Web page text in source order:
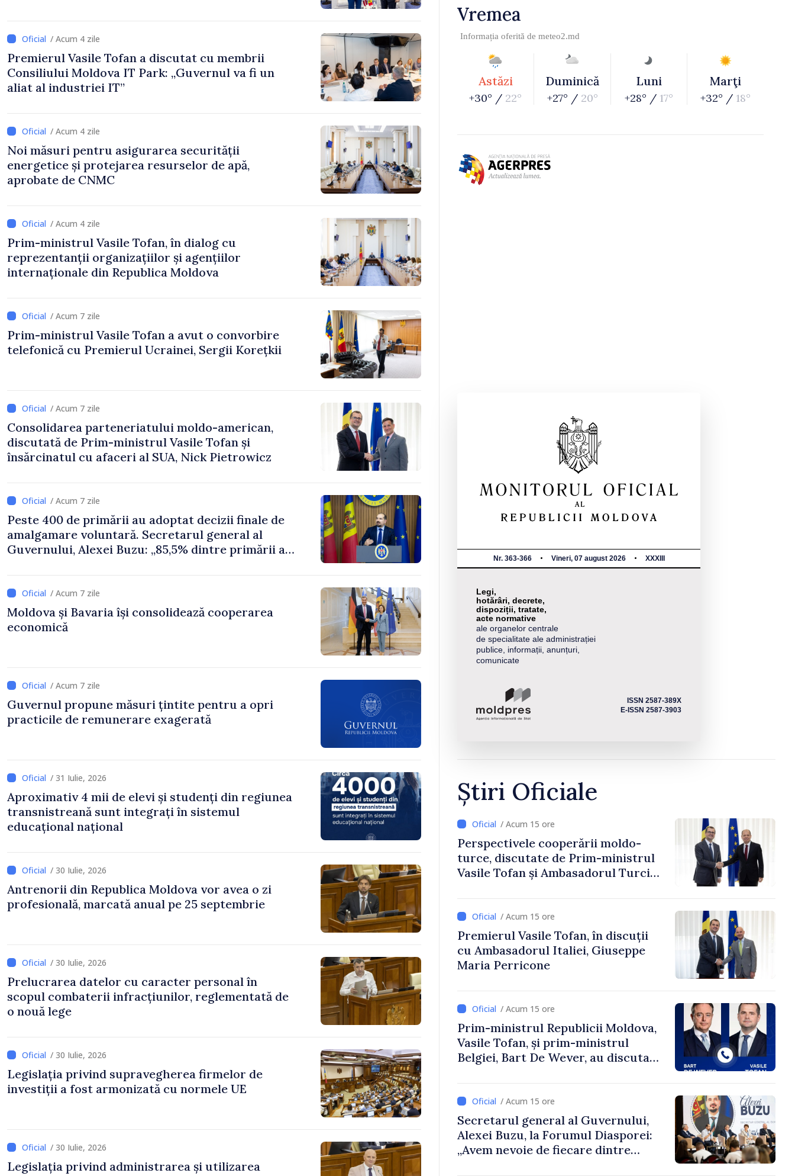
/ Acum 4 zile
Premierul Vasile Tofan a discutat cu membrii
Consiliului Moldova IT Park: „Guvernul va fi un
aliat al industriei IT”
/ Acum 4 zile
Noi măsuri pentru asigurarea securității
energetice și protejarea resurselor de apă,
aprobate de CNMC
/ Acum 4 zile
Prim-ministrul Vasile Tofan, în dialog cu
reprezentanții organizațiilor și agențiilor
internaționale din Republica Moldova
/ Acum 7 zile
Prim-ministrul Vasile Tofan a avut o convorbire
telefonică cu Premierul Ucrainei, Sergii Korețkii
/ Acum 7 zile
Consolidarea parteneriatului moldo-american,
discutată de Prim-ministrul Vasile Tofan și
însărcinatul cu afaceri al SUA, Nick Pietrowicz
/ Acum 7 zile
Peste 400 de primării au adoptat decizii finale de
amalgamare voluntară. Secretarul general al
Guvernului, Alexei Buzu: „85,5% dintre primării au
și dezvoltar/ Acum 7 zile
Moldova și Bavaria își consolidează cooperarea
economică
/ Acum 7 zile
Guvernul propune măsuri țintite pentru a opri
practicile de remunerare exagerată
/ 31 Iulie, 2026
Aproximativ 4 mii de elevi și studenți din regiunea
transnistreană sunt integrați în sistemul
educațional național
/ 30 Iulie, 2026
Antrenorii din Republica Moldova vor avea o zi
profesională, marcată anual pe 25 septembrie
/ 30 Iulie, 2026
Prelucrarea datelor cu caracter personal în
scopul combaterii infracțiunilor, reglementată de
o nouă lege
/ 30 Iulie, 2026
Legislația privind supravegherea firmelor de
investiții a fost armonizată cu normele UE
/ 30 Iulie, 2026
Legislația privind administrarea și utilizarea
Vremea
Informația oferită de meteo2.md
Astăzi
+30° / 22°
Duminică
+27° / 20°
Luni
+28° / 17°
Marţi
+32° / 18°
Nr. 363-366 Vineri, 07 august 2026 XXXIII
Legi,
hotărâri, decrete,
dispoziții, tratate,
acte normative
ale organelor centrale
de specialitate ale administrației
publice, informații, anunțuri,
comunicate
ISSN 2587-389X
E-ISSN 2587-3903
Știri Oficiale
/ Acum 15 ore
Perspectivele cooperării moldo-
turce, discutate de Prim-ministrul
Vasile Tofan și Ambasadorul Turciei,
/ Acum 15 ore
Premierul Vasile Tofan, în discuții
cu Ambasadorul Italiei, Giuseppe
Maria Perricone
/ Acum 15 ore
Prim-ministrul Republicii Moldova,
Vasile Tofan, și prim-ministrul
Belgiei, Bart De Wever, au discutat
/ Acum 15 ore
Secretarul general al Guvernului,
Alexei Buzu, la Forumul Diasporei:
„Avem nevoie de fiecare dintre